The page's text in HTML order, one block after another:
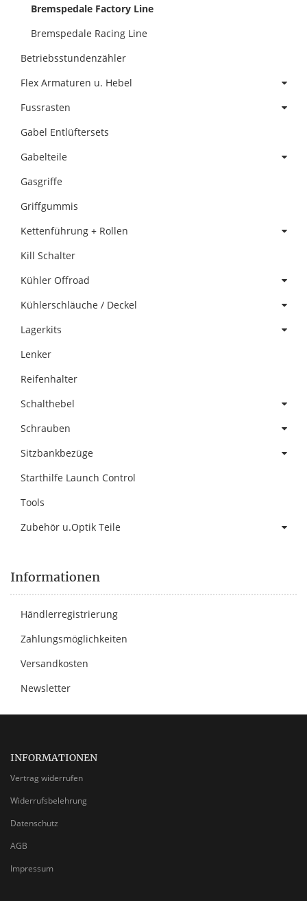
Bremspedale Factory Line
Bremspedale Racing Line
Betriebsstundenzähler
Flex Armaturen u. Hebel
Fussrasten
Gabel Entlüftersets
Gabelteile
Gasgriffe
Griffgummis
Kettenführung + Rollen
Kill Schalter
Kühler Offroad
Kühlerschläuche / Deckel
Lagerkits
Lenker
Reifenhalter
Schalthebel
Schrauben
Sitzbankbezüge
Starthilfe Launch Control
Tools
Zubehör u.Optik Teile
Informationen
Händlerregistrierung
Zahlungsmöglichkeiten
Versandkosten
Newsletter
INFORMATIONEN
Vertrag widerrufen
Widerrufsbelehrung
Datenschutz
AGB
Impressum